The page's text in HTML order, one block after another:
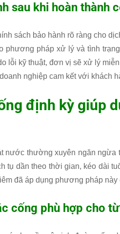
sau khi hoàn thành
sách bảo hành rõ ràng cho
phương pháp xử lý và tình
lỗi kỹ thuật, đơn vị sẽ xử lý
nghiệp cam kết với khách
định kỳ giúp
nước thường xuyên ngăn ngừa
tụ dần theo thời gian, kéo dài
đã áp dụng phương pháp
cống phù hợp cho